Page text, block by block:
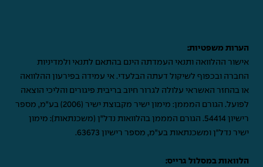
הערות משפטיות:
אישור ההלוואה ותנאי העמדתה הינם בהתאם לתנאי ולמדיניות
החברה ובכפוף לשיקול דעתה הבלעדי. אי עמידה בפירעון ההלוואה
או בהחזר האשראי עלולה לגרור חיוב בריבית פיגורים והליכי הוצאה
לפועל. הגורם המממן: מימון ישיר מקבוצת ישיר (2006) בע"מ, מספר
רישיון 54414. הגורם המממן בהלוואות נדל"ן (משכנתאות): מימון
ישיר נדל"ן ומשכנתאות בע"מ, מספר רישיון 63673.
הלוואות במסלול גרייס: